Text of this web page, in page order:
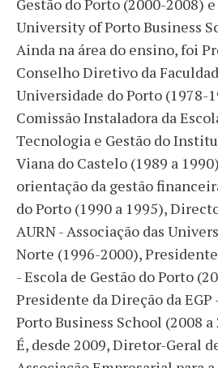
Gestão do Porto (2000-2008) e
University of Porto Business
Ainda na área do ensino, foi
Conselho Diretivo da
Universidade do Porto (1978-
Comissão Instaladora da
Tecnologia e Gestão do
Viana do Castelo (1989 a
orientação da gestão
do Porto (1990 a 1995),
AURN - Associação das
Norte (1996-2000), Presidente
- Escola de Gestão do Porto
Presidente da Direção da
Porto Business School (2008 a
É, desde 2009, Diretor-Geral